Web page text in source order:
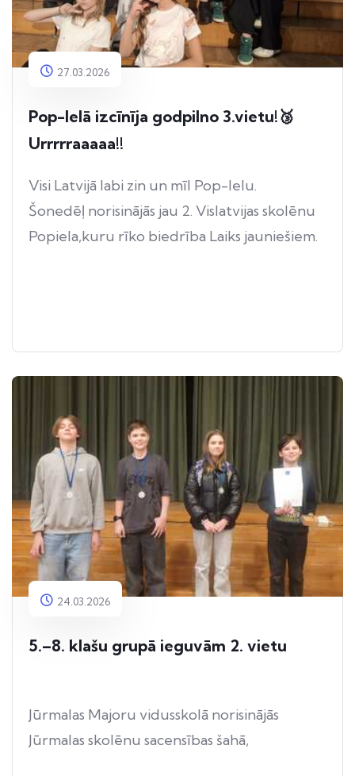
27.03.2026
Pop-Ielā izcīnīja godpilno 3.vietu!🥉
Urrrrraaaaa!!
Visi Latvijā labi zin un mīl Pop-Ielu.
Šonedēļ norisinājās jau 2. Vislatvijas skolēnu
Popiela,kuru rīko biedrība Laiks jauniešiem.
24.03.2026
5.–8. klašu grupā ieguvām 2. vietu
Jūrmalas Majoru vidusskolā norisinājās
Jūrmalas skolēnu sacensības šahā,